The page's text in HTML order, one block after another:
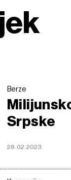
Berze
Srpske
28.02.2023